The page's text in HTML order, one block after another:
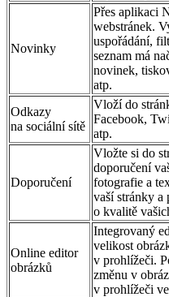
Novinky
Přes aplikaci
webstránek.
uspořádání,
seznam má
novinek,
atp.
Odkazy
na sociální sítě
Vloží do
Facebook,
atp.
Doporučení
Vložte si do
doporučení
fotografie a
vaší stránky a
o kvalitě
Online editor
obrázků
Integrovaný
velikost
v prohlížeči.
změnu v
v prohlížeči